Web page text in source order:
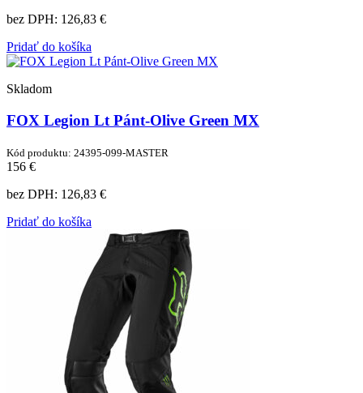
bez DPH: 126,83 €
Pridať do košíka
Skladom
FOX Legion Lt Pánt-Olive Green MX
Kód produktu: 24395-099-MASTER
156 €
bez DPH: 126,83 €
Pridať do košíka